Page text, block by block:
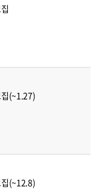
집(~1.27)
집(~12.8)